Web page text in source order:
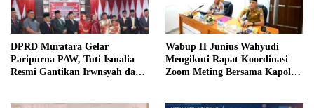
DPRD Muratara Gelar
Paripurna PAW, Tuti Ismalia
Resmi Gantikan Irwnsyah dari
Wabup H Junius Wahyudi
Mengikuti Rapat Koordinasi
Zoom Meting Bersama Kapolres